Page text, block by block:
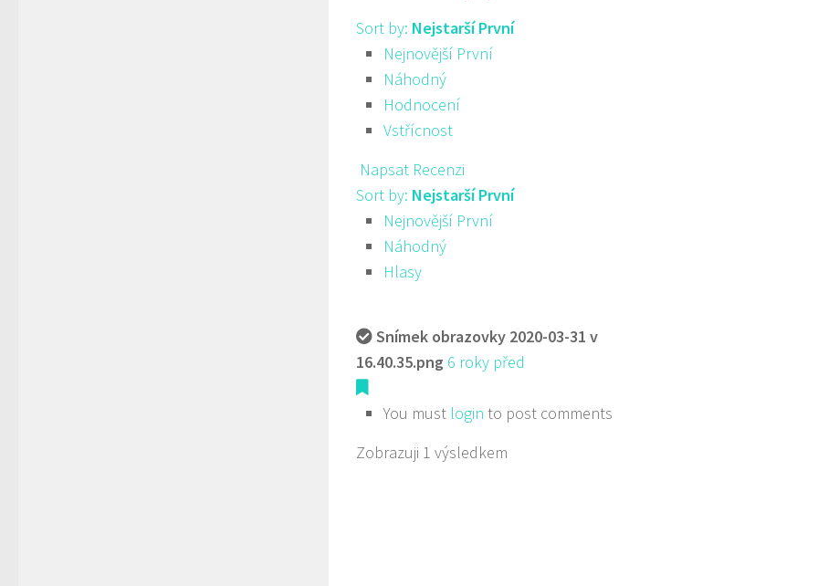
Sort by: Nejstarší První
Nejnovější První
Náhodný
Hodnocení
Vstřícnost
Napsat Recenzi
Sort by: Nejstarší První
Nejnovější První
Náhodný
Hlasy
Snímek obrazovky 2020-03-31 v
16.40.35.png 6 roky před
You must login to post comments
Zobrazuji 1 výsledkem